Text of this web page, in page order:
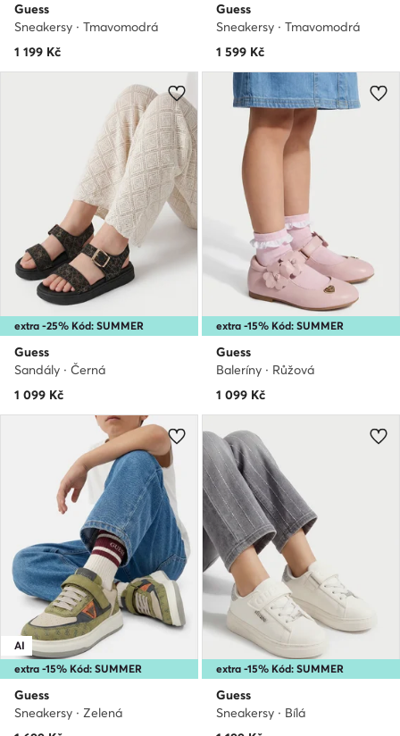
Guess
Sneakersy · Tmavomodrá
1 199 Kč
Guess
Sneakersy · Tmavomodrá
1 599 Kč
extra -25% Kód: SUMMER
Guess
Sandály · Černá
1 099 Kč
extra -15% Kód: SUMMER
Guess
Baleríny · Růžová
1 099 Kč
extra -15% Kód: SUMMER
AI
Guess
Sneakersy · Zelená
extra -15% Kód: SUMMER
Guess
Sneakersy · Bílá